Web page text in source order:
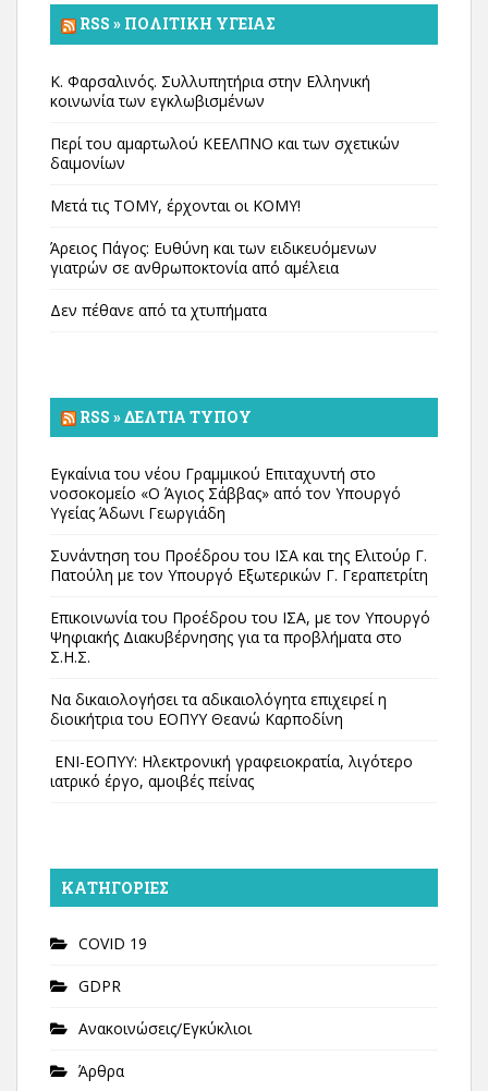
RSS » ΠΟΛΙΤΙΚΉ ΥΓΕΊΑΣ
Κ. Φαρσαλινός. Συλλυπητήρια στην Ελληνική
κοινωνία των εγκλωβισμένων
Περί του αμαρτωλού ΚΕΕΛΠΝΟ και των σχετικών
δαιμονίων
Μετά τις ΤΟΜΥ, έρχονται οι ΚΟΜΥ!
Άρειος Πάγος: Ευθύνη και των ειδικευόμενων
γιατρών σε ανθρωποκτονία από αμέλεια
Δεν πέθανε από τα χτυπήματα
RSS » ΔΕΛΤΊΑ ΤΎΠΟΥ
Εγκαίνια του νέου Γραμμικού Επιταχυντή στο
νοσοκομείο «Ο Άγιος Σάββας» από τον Υπουργό
Υγείας Άδωνι Γεωργιάδη
Συνάντηση του Προέδρου του ΙΣΑ και της Ελιτούρ Γ.
Πατούλη με τον Υπουργό Εξωτερικών Γ. Γεραπετρίτη
Επικοινωνία του Προέδρου του ΙΣΑ, με τον Υπουργό
Ψηφιακής Διακυβέρνησης για τα προβλήματα στο
Σ.Η.Σ.
Να δικαιολογήσει τα αδικαιολόγητα επιχειρεί η
διοικήτρια του ΕΟΠΥΥ Θεανώ Καρποδίνη
ΕΝΙ-ΕΟΠΥΥ: Ηλεκτρονική γραφειοκρατία, λιγότερο
ιατρικό έργο, αμοιβές πείνας
KΑΤΗΓΟΡΊΕΣ
COVID 19
GDPR
Ανακοινώσεις/Εγκύκλιοι
Άρθρα